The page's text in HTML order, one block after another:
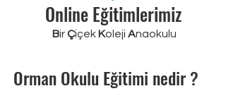
Online Eğitimlerimiz
BirÇiçek Koleji Anaokulu
Orman Okulu Eğitimi nedir ?